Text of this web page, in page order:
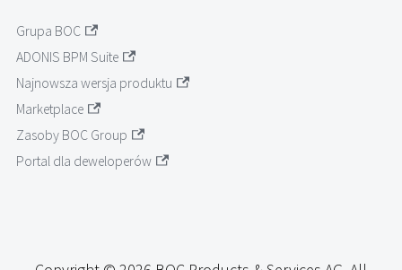
Grupa BOC
ADONIS BPM Suite
Najnowsza wersja produktu
Marketplace
Zasoby BOC Group
Portal dla deweloperów